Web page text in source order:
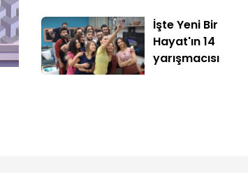
İşte Yeni Bir
Hayat'ın 14
yarışmacısı